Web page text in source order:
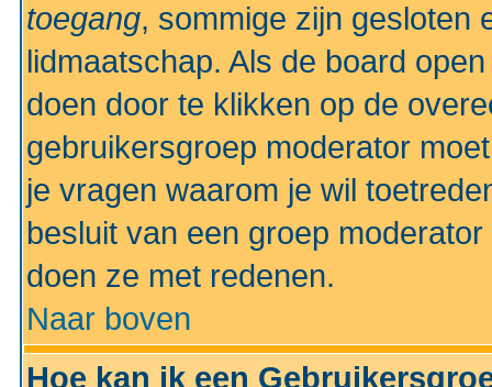
toegang, sommige zijn gesloten
lidmaatschap. Als de board
doen door te klikken op de
gebruikersgroep moderator
je vragen waarom je wil
besluit van een groep
doen ze met redenen.
Naar boven
Hoe kan ik een